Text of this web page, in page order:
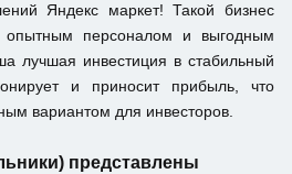
Яндекс маркет! Такой бизнес
опытным персоналом и выгодным
лучшая инвестиция в стабильный
и приносит прибыль, что
вариантом для инвесторов.
представлены